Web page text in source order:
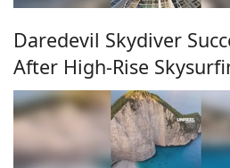
Daredevil Skydiver
After High-Rise